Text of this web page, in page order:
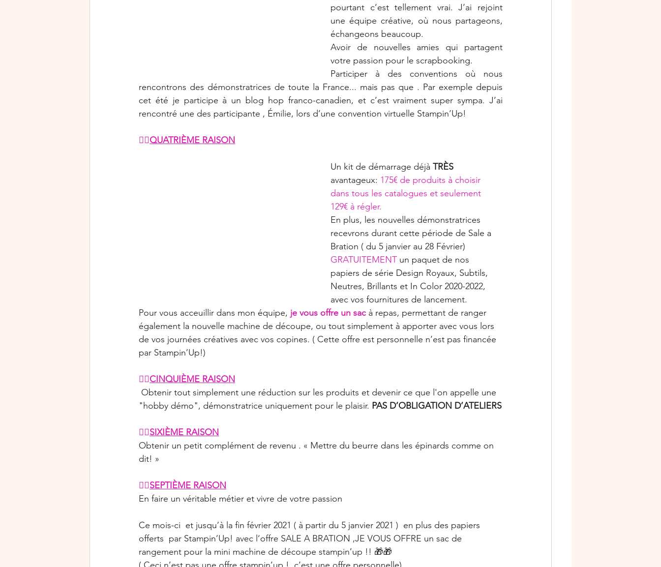
pourtant c’est tellement vrai. J’ai rejoint
une équipe créative, où nous partageons,
échangeons beaucoup.
Avoir de nouvelles amies qui partagent
votre passion pour le scrapbooking.
Participer à des conventions où nous
rencontrons des démonstratrices de toute la France... mais pas que . Par exemple depuis
cet été je participe à un blog hop franco-canadien, et c’est vraiment super sympa. J’ai
rencontré une des participante , Émilie, lors d’une convention virtuelle Stampin’Up!
👉🏻QUATRIÈME RAISON
Un kit de démarrage déjà TRÈS
avantageux: 175€ de produits à choisir
dans tous les catalogues et seulement
129€ à régler.
En plus, les nouvelles démonstratrices
recevrons durant cette période de Sale a
Bration ( du 5 janvier au 28 Février)
GRATUITEMENT un paquet de nos
papiers de série Design Royaux, Subtils,
Neutres, Brillants et In Color 2020-2022,
avec vos fournitures de lancement.
Pour vous acceuillir dans mon équipe, je vous offre un sac à repas, permettant de ranger
également la nouvelle machine de découpe, ou tout simplement à apporter avec vous lors
de vos journées créatives avec vos copines. ( Cette offre est personnelle n’est pas financée
par Stampin’Up!)
👉🏻CINQUIÈME RAISON
"hobby démo", démonstratrice uniquement pour le plaisir. PAS D’OBLIGATION D’ATELIERS
👉🏻SIXIÈME RAISON
Obtenir un petit complément de revenu . « Mettre du beurre dans les épinards comme on
dit! »
👉🏻SEPTIÈME RAISON
En faire un véritable métier et vivre de votre passion
Ce mois-ci  et jusqu’à la fin février 2021 ( à partir du 5 janvier 2021 )  en plus des papiers
offerts  par Stampin’Up! avec l‘offre SALE A BRATION ,JE VOUS OFFRE un sac de
rangement pour la mini machine de découpe stampin’up !! 🎁🎁